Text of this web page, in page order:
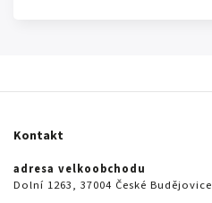
Kontakt
adresa velkoobchodu
Dolní 1263, 37004 České Budějovice